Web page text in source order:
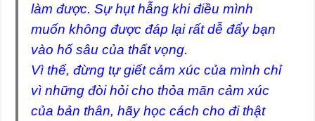
làm được. Sự hụt hẫng khi điều mình
muốn không được đáp lại rất dễ đẩy bạn
vào hố sâu của thất vọng.
Vì thế, đừng tự giết cảm xúc của mình chỉ
vì những đòi hỏi cho thỏa mãn cảm xúc
của bản thân, hãy học cách cho đi thật